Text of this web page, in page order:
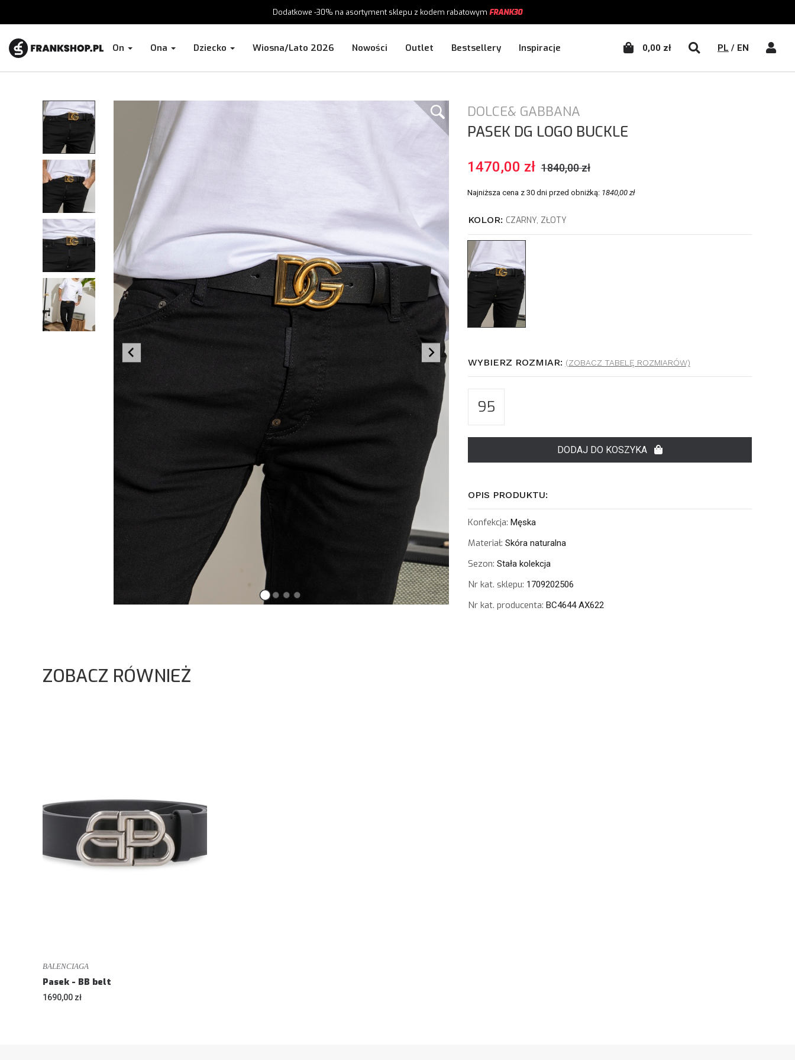
Dodatkowe -30% na asortyment sklepu z kodem rabatowym FRANK30
On Ona Dziecko Wiosna/Lato 2026 Nowości Outlet Bestsellery Inspiracje 0,00 zł PL / EN
DOLCE& GABBANA
PASEK DG LOGO BUCKLE
1470,00 zł 1840,00 zł
Najniższa cena z 30 dni przed obniżką: 1840,00 zł
KOLOR: CZARNY, ZŁOTY
WYBIERZ ROZMIAR: (ZOBACZ TABELĘ ROZMIARÓW)
95
DODAJ DO KOSZYKA
OPIS PRODUKTU:
Konfekcja: Męska
Materiał: Skóra naturalna
Sezon: Stała kolekcja
Nr kat. sklepu: 1709202506
Nr kat. producenta: BC4644 AX622
ZOBACZ RÓWNIEŻ
BALENCIAGA
Pasek - BB belt
1690,00 zł